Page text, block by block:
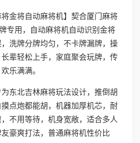
将金将自动麻将机】契合厦门麻将
专用，自动麻将机自动识别金将
洗牌分牌均匀，不卡牌漏牌，操
辈轻松上手，家庭聚会玩牌，传
乐满满。
东北吉林麻将玩法设计，推倒胡
点炮都能胡，机器加厚机芯，耐
不用等待，机身宽敞，适合多人
豪爽打法，普通麻将机性价比